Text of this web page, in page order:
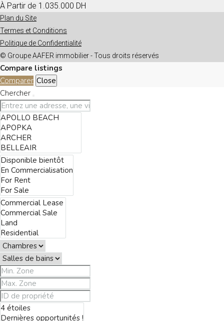
À Partir de 1.035.000 DH
Plan du Site
Termes et Conditions
Politique de Confidentialité
© Groupe AAFER immobilier - Tous droits réservés
Compare listings
Comparer Close
Chercher